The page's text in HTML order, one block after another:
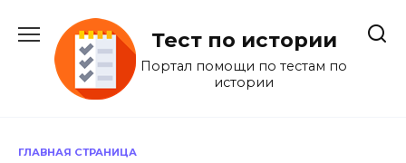
содержанию
Тест по истории
Портал помощи по тестам по
истории
ГЛАВНАЯ СТРАНИЦА